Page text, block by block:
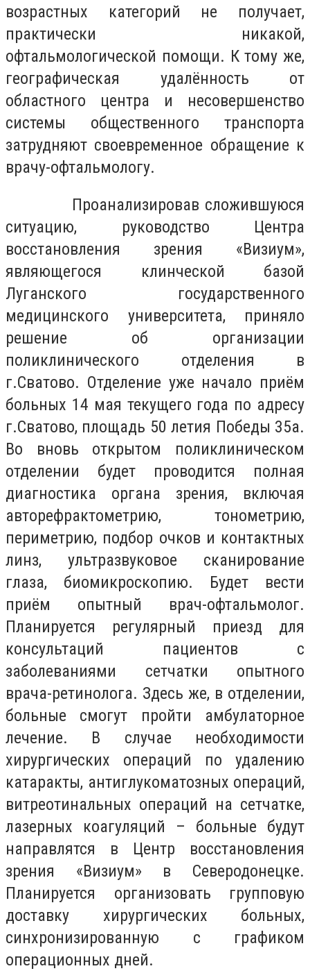
возрастных категорий не получает,
практически никакой,
офтальмологической помощи. К тому же,
географическая удалённость от
областного центра и несовершенство
системы общественного транспорта
затрудняют своевременное обращение к
врачу-офтальмологу.
Проанализировав сложившуюся
ситуацию, руководство Центра
восстановления зрения «Визиум»,
являющегося клинческой базой
Луганского государственного
медицинского университета, приняло
решение об организации
поликлинического отделения в
г.Сватово. Отделение уже начало приём
больных 14 мая текущего года по адресу
г.Сватово, площадь 50 летия Победы 35а.
Во вновь открытом поликлиническом
отделении будет проводится полная
диагностика органа зрения, включая
авторефрактометрию, тонометрию,
периметрию, подбор очков и контактных
линз, ультразвуковое сканирование
глаза, биомикроскопию. Будет вести
приём опытный врач-офтальмолог.
Планируется регулярный приезд для
консультаций пациентов с
заболеваниями сетчатки опытного
врача-ретинолога. Здесь же, в отделении,
больные смогут пройти амбулаторное
лечение. В случае необходимости
хирургических операций по удалению
катаракты, антиглукоматозных операций,
витреотинальных операций на сетчатке,
лазерных коагуляций – больные будут
направлятся в Центр восстановления
зрения «Визиум» в Северодонецке.
Планируется организовать групповую
доставку хирургических больных,
синхронизированную с графиком
операционных дней.